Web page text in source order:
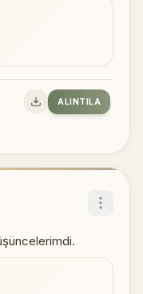
ALINTILA